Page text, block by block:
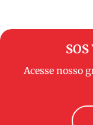
Acesse nosso